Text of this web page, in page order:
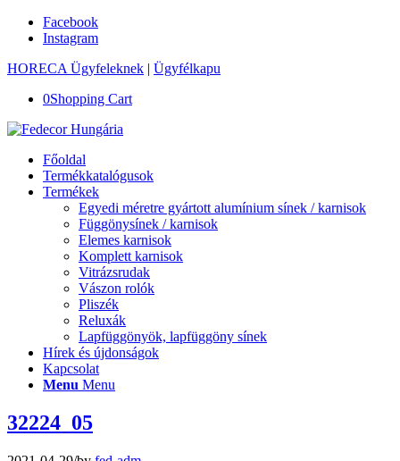
Facebook
Instagram
HORECA Ügyfeleknek | Ügyfélkapu
0Shopping Cart
Főoldal
Termékkatalógusok
Termékek
Egyedi méretre gyártott alumínium sínek / karnisok
Függönysínek / karnisok
Elemes karnisok
Komplett karnisok
Vitrázsrudak
Vászon rolók
Pliszék
Reluxák
Lapfüggönyök, lapfüggöny sínek
Hírek és újdonságok
Kapcsolat
Menu Menu
32224_05